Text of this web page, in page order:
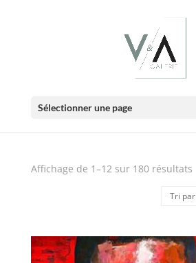
Sélectionner une page
E-Boutique
Affichage de 1–12 sur 180 résultats